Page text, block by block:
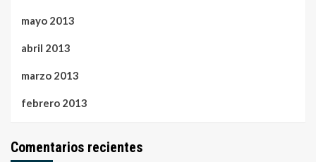
mayo 2013
abril 2013
marzo 2013
febrero 2013
Comentarios recientes